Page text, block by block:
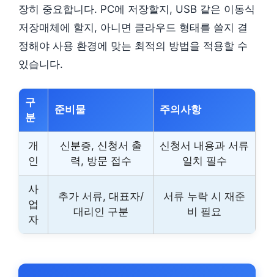
장히 중요합니다. PC에 저장할지, USB 같은 이동식
저장매체에 할지, 아니면 클라우드 형태를 쓸지 결
정해야 사용 환경에 맞는 최적의 방법을 적용할 수
있습니다.
구
분
준비물 주의사항
개
인
신분증, 신청서 출
력, 방문 접수
신청서 내용과 서류
일치 필수
사
업
자
추가 서류, 대표자/
대리인 구분
서류 누락 시 재준
비 필요